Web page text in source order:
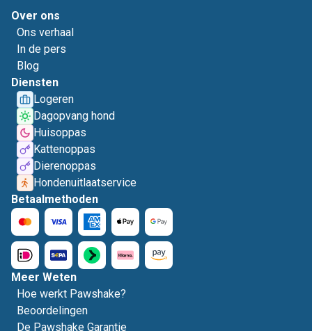
Over ons
Ons verhaal
In de pers
Blog
Diensten
Logeren
Dagopvang hond
Huisoppas
Kattenoppas
Dierenoppas
Hondenuitlaatservice
Betaalmethoden
Meer Weten
Hoe werkt Pawshake?
Beoordelingen
De Pawshake Garantie